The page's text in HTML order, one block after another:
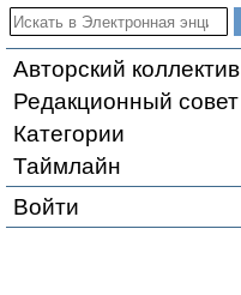
Авторский коллектив
Редакционный совет
Категории
Таймлайн
Войти